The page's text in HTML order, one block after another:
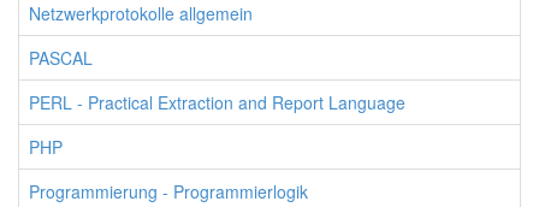
Netzwerkprotokolle allgemein
PASCAL
PERL - Practical Extraction and Report Language
PHP
Programmierung - Programmierlogik